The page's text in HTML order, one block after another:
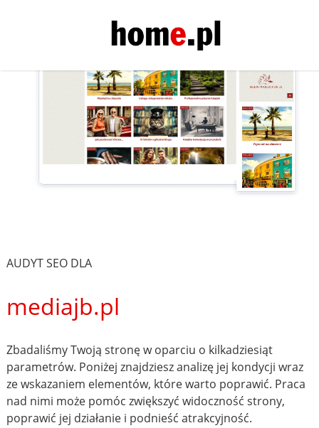
AUDYT SEO DLA
mediajb.pl
Zbadaliśmy Twoją stronę w oparciu o kilkadziesiąt
parametrów. Poniżej znajdziesz analizę jej kondycji wraz
ze wskazaniem elementów, które warto poprawić. Praca
nad nimi może pomóc zwiększyć widoczność strony,
poprawić jej działanie i podnieść atrakcyjność.